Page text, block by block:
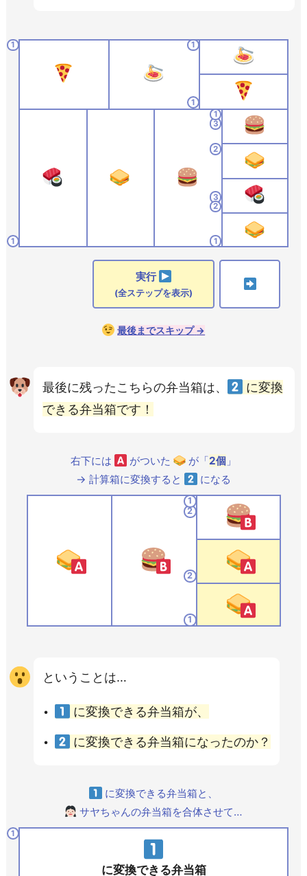
1 1
1
1
1
3
2
2
3
1
実行
(全ステップを表示)
最後までスキップ →
最後に残ったこちらの弁当箱は、
に変換
できる弁当箱です！
右下には がついた が「2個 」
→ 計算箱に変換すると
になる
1
2
2
1
ということは…
に変換できる弁当箱が、
に変換できる弁当箱になったのか？
に変換できる弁当箱と、
サヤちゃんの弁当箱を合体させて…
1
に変換できる弁当箱